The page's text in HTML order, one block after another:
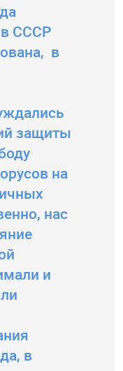
в СССР
в
защиты
на
нас
и
в